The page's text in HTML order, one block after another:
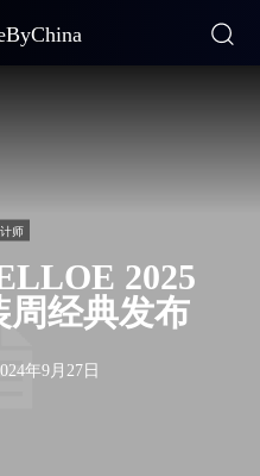
师
2025
周经典发布
年9月27日